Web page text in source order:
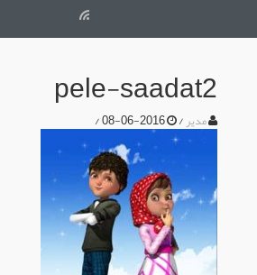
pele-saadat2
مدیر/
/